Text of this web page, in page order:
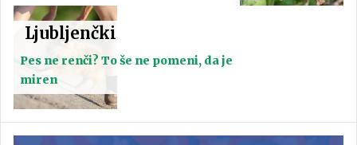
Ljubljenčki
Pes ne renči? To še ne pomeni, da je
miren